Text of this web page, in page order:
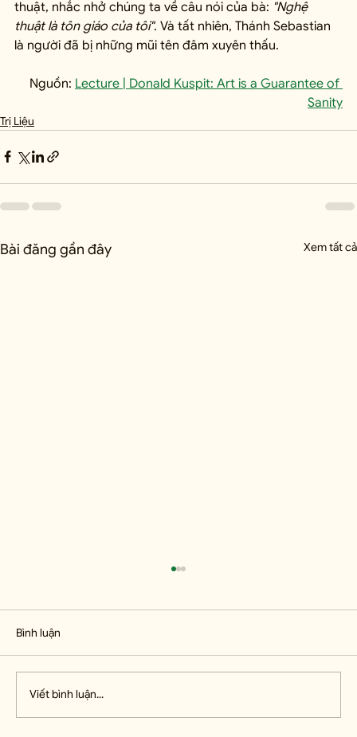
thuật, nhắc nhở chúng ta về câu nói của bà: "Nghệ
thuật là tôn giáo của tôi". Và tất nhiên, Thánh Sebastian
là người đã bị những mũi tên đâm xuyên thấu.
Nguồn: Lecture | Donald Kuspit: Art is a Guarantee of
Sanity
Trị Liệu
Bài đăng gần đây Xem tất cả
Bình luận
Viết bình luận...